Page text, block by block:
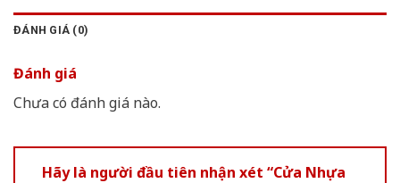
ĐÁNH GIÁ (0)
Đánh giá
Chưa có đánh giá nào.
Hãy là người đầu tiên nhận xét “Cửa Nhựa